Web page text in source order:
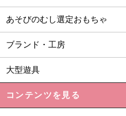
あそびのむし選定おもちゃ
ブランド・工房
大型遊具
コンテンツを見る